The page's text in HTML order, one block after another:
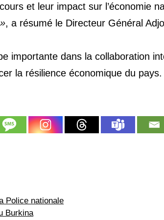
et leur impact sur l’économie
, a résumé le Directeur Général
importante dans la collaboration
la résilience économique du pays.
Police nationale
Burkina